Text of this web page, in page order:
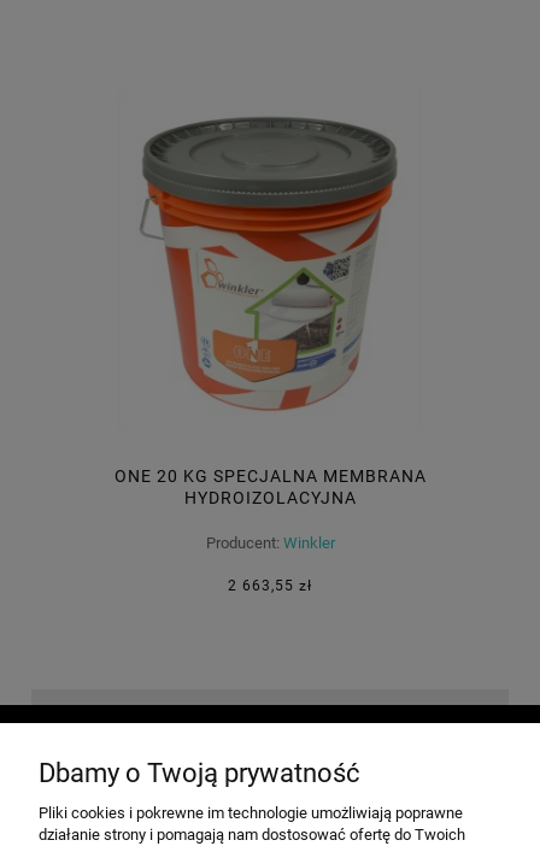
ONE 20 KG SPECJALNA MEMBRANA
HYDROIZOLACYJNA
Producent: Winkler
2 663,55 zł
INFORMACJE
Dbamy o Twoją prywatność
Pliki cookies i pokrewne im technologie umożliwiają poprawne
działanie strony i pomagają nam dostosować ofertę do Twoich